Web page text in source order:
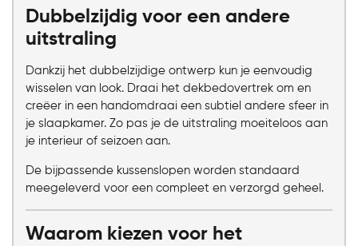
Dubbelzijdig voor een andere
uitstraling
Dankzij het dubbelzijdige ontwerp kun je eenvoudig
wisselen van look. Draai het dekbedovertrek om en
creëer in een handomdraai een subtiel andere sfeer in
je slaapkamer. Zo pas je de uitstraling moeiteloos aan
je interieur of seizoen aan.
De bijpassende kussenslopen worden standaard
meegeleverd voor een compleet en verzorgd geheel.
Waarom kiezen voor het